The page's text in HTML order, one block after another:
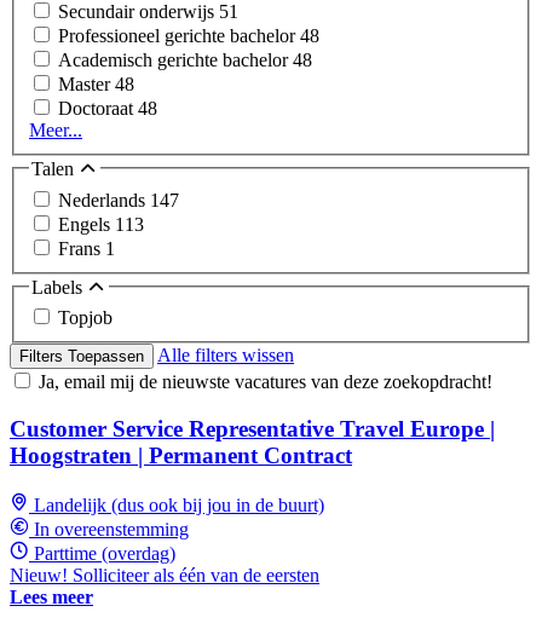
Secundair onderwijs 51
Professioneel gerichte bachelor48
Academisch gerichte bachelor48
Master48
Doctoraat 48
Meer...
Talen
Nederlands 147
Engels 113
Frans 1
Labels
Topjob
Filters Toepassen
Alle filters wissen
Ja, email mij de nieuwste vacatures van deze zoekopdracht!
Customer Service Representative Travel Europe |
Hoogstraten | Permanent Contract
Landelijk (dus ook bij jou in de buurt)
In overeenstemming
Parttime (overdag)
Nieuw! Solliciteer als één van de eersten
Lees meer